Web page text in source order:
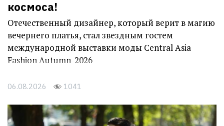
космоса!
Отечественный дизайнер, который верит в магию
вечернего платья, стал звездным гостем
международной выставки моды Central Asia
Fashion Autumn-2026
06.08.2026 1041